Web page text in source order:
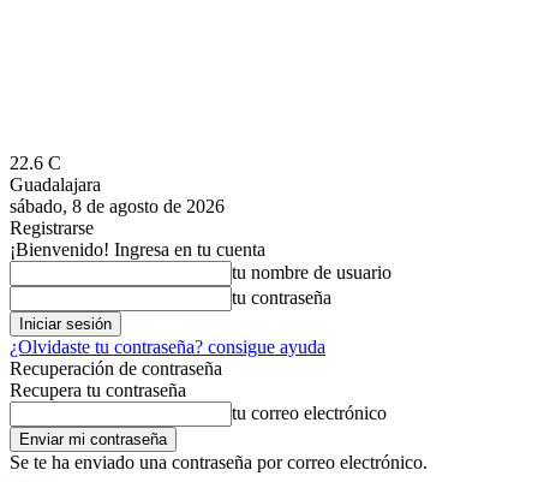
22.6 C
Guadalajara
sábado, 8 de agosto de 2026
Registrarse
¡Bienvenido! Ingresa en tu cuenta
tu nombre de usuario
tu contraseña
¿Olvidaste tu contraseña? consigue ayuda
Recuperación de contraseña
Recupera tu contraseña
tu correo electrónico
Se te ha enviado una contraseña por correo electrónico.